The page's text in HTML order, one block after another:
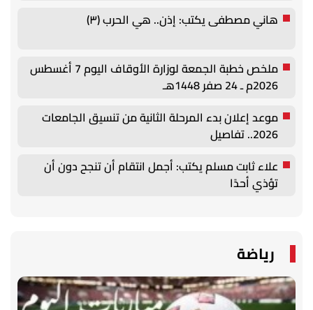
هاني مصطفى يكتب: إذن.. هي الحرب (٣)
ملخص خطبة الجمعة لوزارة الأوقاف اليوم 7 أغسطس
2026م ـ 24 صفر 1448هـ
موعد إعلان بدء المرحلة الثانية من تنسيق الجامعات
2026.. تفاصيل
علاء ثابت مسلم يكتب: أجمل انتقام أن تنجح دون أن
تؤذي أحدًا
رياضة